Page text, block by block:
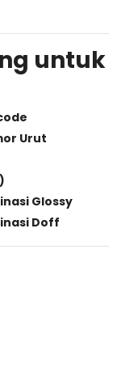
untuk
Urut
Glossy
Doff